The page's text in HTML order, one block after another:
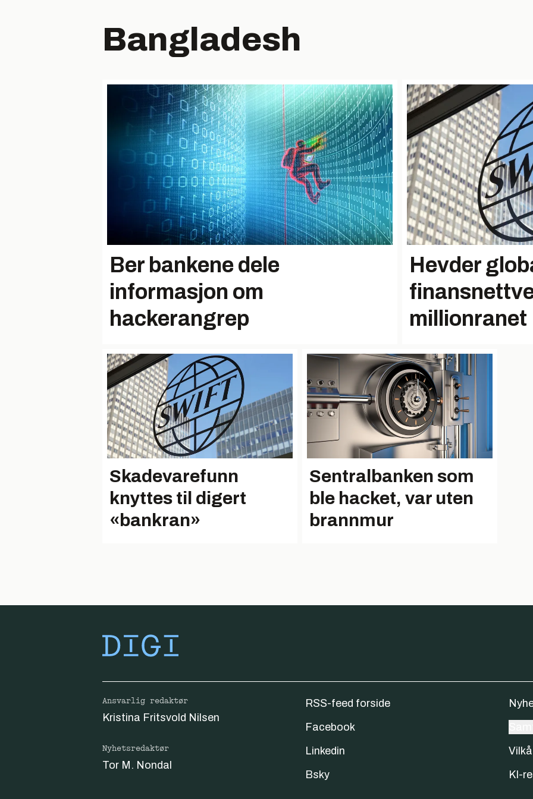
Bangladesh
Ber bankene dele
informasjon om
hackerangrep
Hevder
millionranet
Skadevarefunn
knyttes til digert
«bankran»
Sentralbanken som
ble hacket, var uten
brannmur
Ansvarlig redaktør
Kristina Fritsvold Nilsen
Nyhetsredaktør
Tor M. Nondal
RSS-feed forside
Facebook
Linkedin
Bsky
KI-